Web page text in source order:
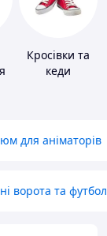
Кросівки та
кеди
для аніматорів
ворота та